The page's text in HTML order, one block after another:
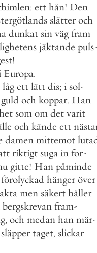
: ett hån! Den
slätter och
dunkat sin väg fram
jäktande puls
!
Europa.
låg ett lätt dis; i sol-
guld och koppar. Han
som om det varit
och kände ett
damen mittemot
riktigt suga in for-
gitte! Han påminde
förolyckad hänger över
men säkert håller
bergskrevan fram-
, och medan han mär-
släpper taget, slickar